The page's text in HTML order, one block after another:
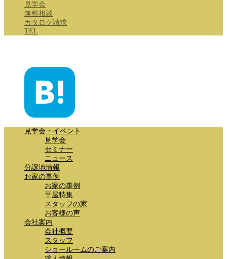
見学会
無料相談
カタログ請求
TEL
見学会・イベント
見学会
セミナー
ニュース
分譲地情報
お家の事例
お家の事例
平屋特集
スタッフの家
お客様の声
会社案内
会社概要
スタッフ
ショールームのご案内